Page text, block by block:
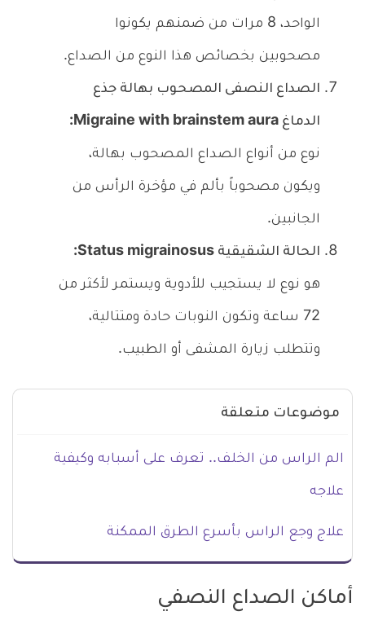
الواحد، 8 مرات من ضمنهم يكونوا
مصحوبين بخصائص هذا النوع من الصداع.
الصداع النصفى المصحوب بهالة جذع
الدماغ Migraine with brainstem aura:
نوع من أنواع الصداع المصحوب بهالة،
ويكون مصحوباً بألم في مؤخرة الرأس من
الجانبين.
الحالة الشقيقية Status migrainosus:
هو نوع لا يستجيب للأدوية ويستمر لأكثر من
72 ساعة وتكون النوبات حادة ومتتالية،
وتتطلب زيارة المشفى أو الطبيب.
موضوعات متعلقة
الم الراس من الخلف.. تعرف على أسبابه وكيفية
علاجه
علاج وجع الراس بأسرع الطرق الممكنة
أماكن الصداع النصفي